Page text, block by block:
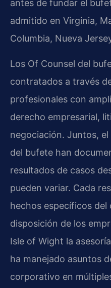
antes de fundar el
admitido en Virginia,
Columbia, Nueva
Los Of Counsel del
contratados a través
profesionales con
derecho empresarial,
negociación. Juntos, el
del bufete han
resultados de casos
pueden variar. Cada
hechos específicos del
disposición de los
Isle of Wight la
ha manejado asuntos
corporativo en